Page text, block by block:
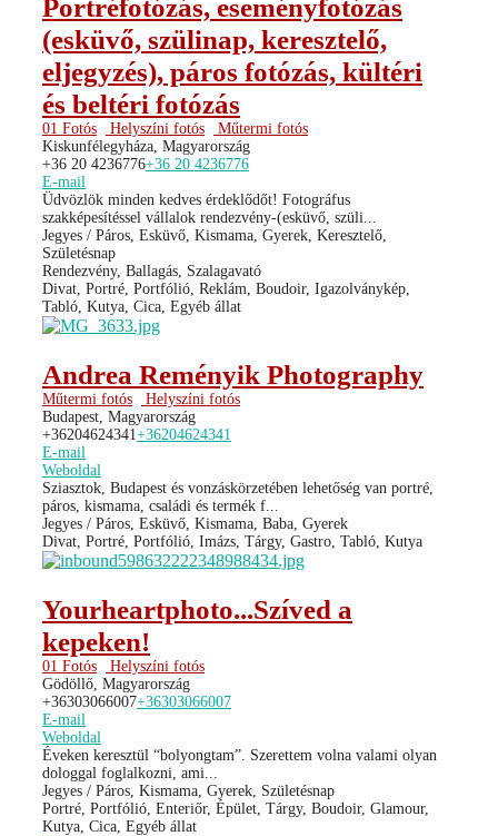
Portréfotózás, eseményfotózás
(esküvő, szülinap, keresztelő,
eljegyzés), páros fotózás, kültéri
és beltéri fotózás
01 Fotós Helyszíni fotós
Műtermi fotós
Kiskunfélegyháza, Magyarország
+36 20 4236776+36 20 4236776
E-mail
Üdvözlök minden kedves érdeklődőt! Fotográfus
szakképesítéssel vállalok rendezvény-(esküvő, szüli...
Jegyes / Páros, Esküvő, Kismama, Gyerek, Keresztelő,
Születésnap
Rendezvény, Ballagás, Szalagavató
Divat, Portré, Portfólió, Reklám, Boudoir, Igazolványkép,
Tabló, Kutya, Cica, Egyéb állat
Andrea Reményik Photography
Műtermi fotós
Helyszíni fotós
Budapest, Magyarország
+36204624341 +36204624341
E-mail
Weboldal
Sziasztok, Budapest és vonzáskörzetében lehetőség van portré,
páros, kismama, családi és termék f...
Jegyes / Páros, Esküvő, Kismama, Baba, Gyerek
Divat, Portré, Portfólió, Imázs, Tárgy, Gastro, Tabló, Kutya
Yourheartphoto...Szíved a
kepeken!
01 Fotós
Helyszíni fotós
Gödöllő, Magyarország
+36303066007+36303066007
E-mail
Weboldal
Éveken keresztül “bolyongtam”. Szerettem volna valami olyan
dologgal foglalkozni, ami...
Jegyes / Páros, Kismama, Gyerek, Születésnap
Portré, Portfólió, Enteriőr, Épület, Tárgy, Boudoir, Glamour,
Kutya, Cica, Egyéb állat